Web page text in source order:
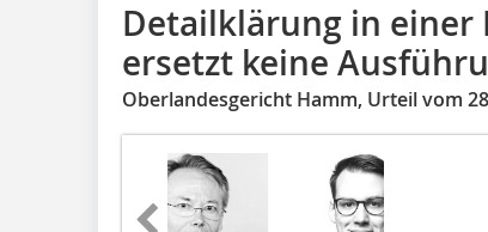
Detailklärung in
ersetzt keine
Oberlandesgericht Hamm, Urteil vom